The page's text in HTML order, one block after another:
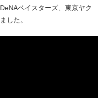
ベイスターズ、東京ヤク
した。